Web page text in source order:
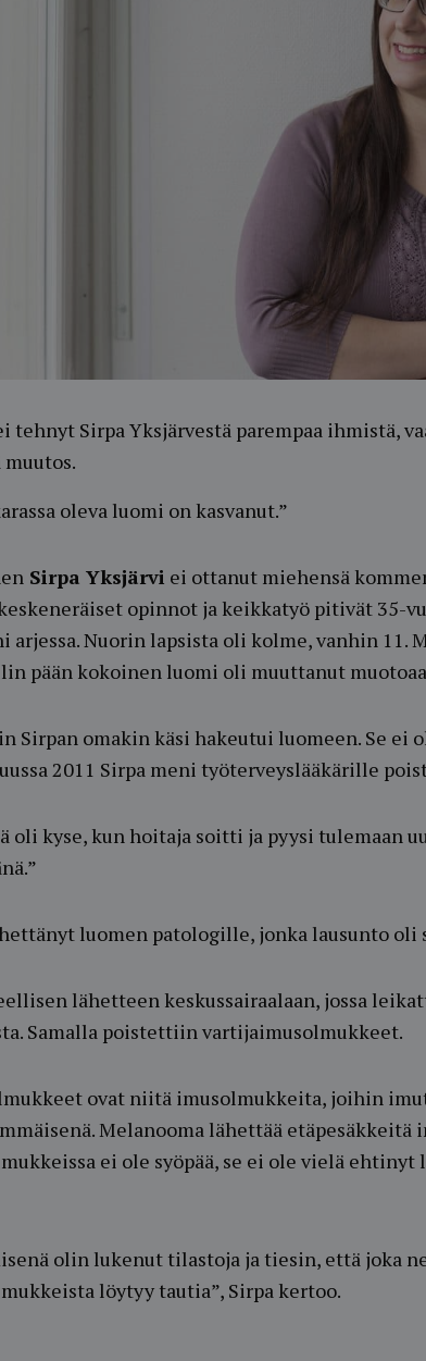
tehnyt Sirpa Yksjärvestä parempaa ihmistä,
oleva luomi on kasvanut.”
Sirpa Yksjärvi ei ottanut miehensä
opinnot ja keikkatyö pitivät 35-
Nuorin lapsista oli kolme, vanhin 11.
pään kokoinen luomi oli muuttanut
Sirpan omakin käsi hakeutui luomeen. Se ei
2011 Sirpa meni työterveyslääkärille
oli kyse, kun hoitaja soitti ja pyysi tulemaan
luomen patologille, jonka lausunto oli
lähetteen keskussairaalaan, jossa
Samalla poistettiin vartijaimusolmukkeet.
ovat niitä imusolmukkeita, joihin
Melanooma lähettää
ei ole syöpää, se ei ole vielä ehtinyt
olin lukenut tilastoja ja tiesin, että joka
löytyy tautia”, Sirpa kertoo.